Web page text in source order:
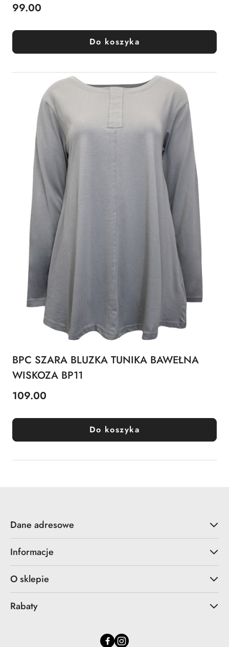
Cena:
99.00
Do koszyka
BPC SZARA BLUZKA TUNIKA BAWEŁNA
WISKOZA BP11
Cena:
109.00
Do koszyka
Dane adresowe
Informacje
O sklepie
Rabaty